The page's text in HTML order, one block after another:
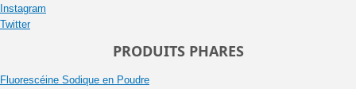
Instagram
Twitter
PRODUITS PHARES
Fluorescéine Sodique en Poudre